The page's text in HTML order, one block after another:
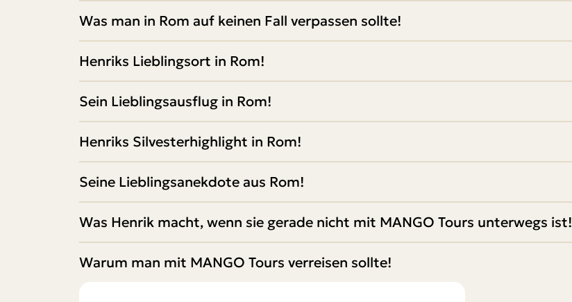
Was man in Rom auf keinen Fall verpassen sollte!
Henriks Lieblingsort in Rom!
Sein Lieblingsausflug in Rom!
Henriks Silvesterhighlight in Rom!
Seine Lieblingsanekdote aus Rom!
Was Henrik macht, wenn sie gerade nicht mit MANGO Tours unterwegs ist!
Warum man mit MANGO Tours verreisen sollte!